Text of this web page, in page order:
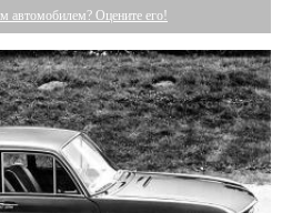
автомобилем? Оцените его!